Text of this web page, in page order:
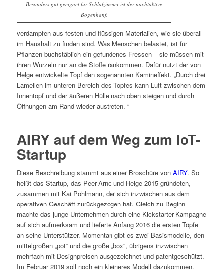
Besonders gut geeignet für Schlafzimmer ist der nachtaktive
Bogenhanf.
verdampfen aus festen und flüssigen Materialien, wie sie überall
im Haushalt zu finden sind. Was Menschen belastet, ist für
Pflanzen buchstäblich ein gefundenes Fressen – sie müssen mit
ihren Wurzeln nur an die Stoffe rankommen. Dafür nutzt der von
Helge entwickelte Topf den sogenannten Kamineffekt. „Durch drei
Lamellen im unteren Bereich des Topfes kann Luft zwischen dem
Innentopf und der äußeren Hülle nach oben steigen und durch
Öffnungen am Rand wieder austreten. “
AIRY auf dem Weg zum IoT-
Startup
Diese Beschreibung stammt aus einer Broschüre von AIRY. So
heißt das Startup, das Peer-Arne und Helge 2015 gründeten,
zusammen mit Kai Pohlmann, der sich inzwischen aus dem
operativen Geschäft zurückgezogen hat. Gleich zu Beginn
machte das junge Unternehmen durch eine Kickstarter-Kampagne
auf sich aufmerksam und lieferte Anfang 2016 die ersten Töpfe
an seine Unterstützer. Momentan gibt es zwei Basismodelle, den
mittelgroßen „pot“ und die große „box“, übrigens inzwischen
mehrfach mit Designpreisen ausgezeichnet und patentgeschützt.
Im Februar 2019 soll noch ein kleineres Modell dazukommen.